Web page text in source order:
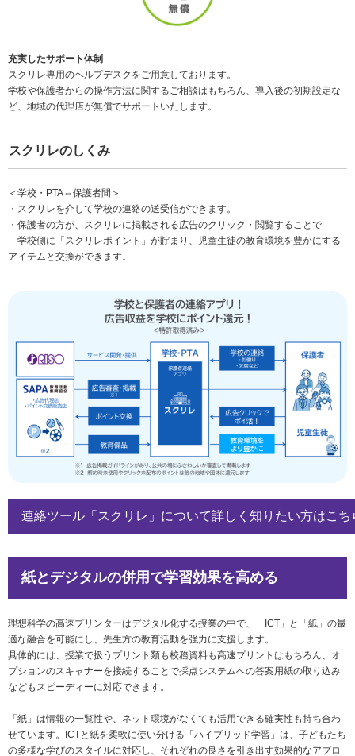
充実したサポート体制
スクリレ専用のヘルプデスクをご用意しております。
学校や保護者からの操作方法に関するご相談はもちろん、導入後の初期設定な
ど、地域の代理店が無償でサポートいたします。
スクリレのしくみ
＜学校・PTA⇔保護者間＞
・スクリレを介して学校の連絡の送受信ができます。
・保護者の方が、スクリレに掲載される広告のクリック・閲覧することで
学校側に「スクリレポイント」が貯まり、児童生徒の教育環境を豊かにする
アイテムと交換ができます。
連絡ツール「スクリレ」について詳しく知りたい方はこち
紙とデジタルの併用で学習効果を高める
理想科学の高速プリンターはデジタル化する授業の中で、「ICT」と「紙」の最
適な融合を可能にし、先生方の教育活動を強力に支援します。
具体的には、授業で扱うプリント類も校務資料も高速プリントはもちろん、オ
プションのスキャナーを接続することで採点システムへの答案用紙の取り込み
などもスピーディーに対応できます。
「紙」は情報の一覧性や、ネット環境がなくても活用できる確実性も持ち合わ
せています。ICTと紙を柔軟に使い分ける「ハイブリッド学習」は、子どもたち
の多様な学びのスタイルに対応し、それぞれの良さを引き出す効果的なアプロ